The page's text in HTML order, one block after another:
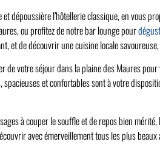
dépoussière l’hôtellerie classique, en vous
ou profitez de notre bar lounge pour
et de découvrir une cuisine locale
de votre séjour dans la plaine des Maures
et confortables sont à votre
à couper le souffle et de repos bien
avec émerveillement tous les plus